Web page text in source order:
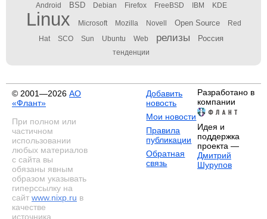
Android BSD Debian Firefox FreeBSD IBM KDE
Linux Microsoft Mozilla Novell Open Source Red
Hat SCO Sun Ubuntu Web релизы Россия
тенденции
© 2001—2026 АО
«Флант»
При полном или
частичном
использовании
любых материалов
с сайта вы
обязаны явным
образом указывать
гиперссылку на
сайт www.nixp.ru в
качестве
источника.
Добавить
новость
Мои новости
Правила
публикации
Обратная
связь
Разработано в
компании
Идея и
поддержка
проекта —
Дмитрий
Шурупов